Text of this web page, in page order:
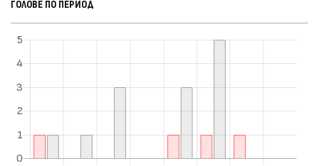
ГОЛОВЕ ПО ПЕРИОД